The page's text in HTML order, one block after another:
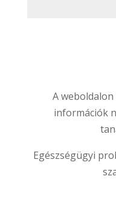
A
információk
Egészségügyi